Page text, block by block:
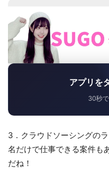
アプリを
30秒
3．クラウドソーシングの
名だけで仕事できる案件も
だね！